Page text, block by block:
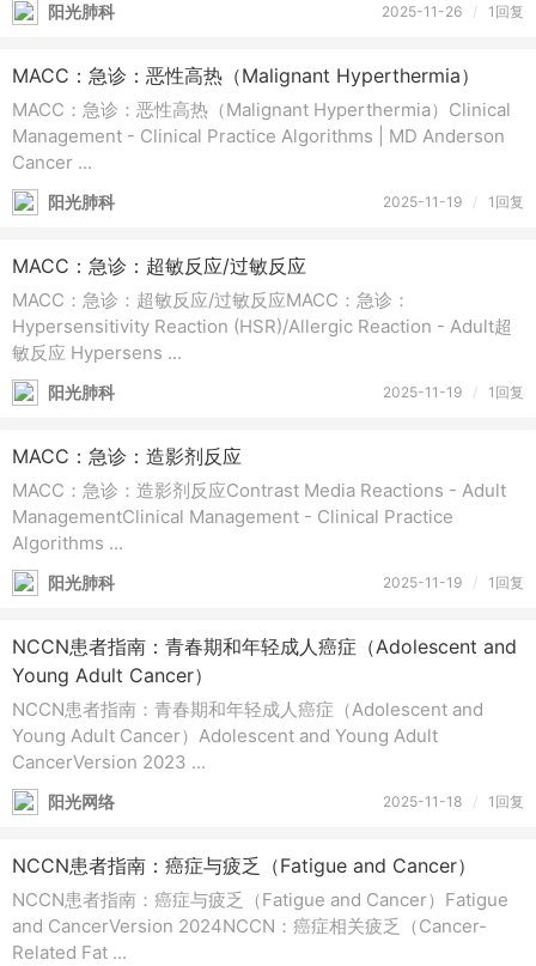
阳光肺科 2025-11-26 / 1回复
MACC：急诊：恶性高热（Malignant Hyperthermia）
MACC：急诊：恶性高热（Malignant Hyperthermia）Clinical
Management - Clinical Practice Algorithms | MD Anderson
Cancer ...
阳光肺科 2025-11-19 / 1回复
MACC：急诊：超敏反应/过敏反应
MACC：急诊：超敏反应/过敏反应MACC：急诊：
Hypersensitivity Reaction (HSR)/Allergic Reaction - Adult超
敏反应 Hypersens ...
阳光肺科 2025-11-19 / 1回复
MACC：急诊：造影剂反应
MACC：急诊：造影剂反应Contrast Media Reactions - Adult
ManagementClinical Management - Clinical Practice
Algorithms ...
阳光肺科 2025-11-19 / 1回复
NCCN患者指南：青春期和年轻成人癌症（Adolescent and
Young Adult Cancer）
NCCN患者指南：青春期和年轻成人癌症（Adolescent and
Young Adult Cancer）Adolescent and Young Adult
CancerVersion 2023 ...
阳光网络 2025-11-18 / 1回复
NCCN患者指南：癌症与疲乏（Fatigue and Cancer）
NCCN患者指南：癌症与疲乏（Fatigue and Cancer）Fatigue
and CancerVersion 2024NCCN：癌症相关疲乏（Cancer-
Related Fat ...